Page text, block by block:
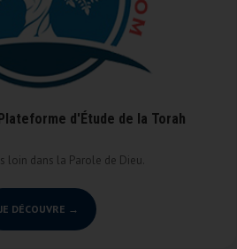
d'Étude de la Torah
loin dans la Parole de Dieu.
JE DÉCOUVRE →